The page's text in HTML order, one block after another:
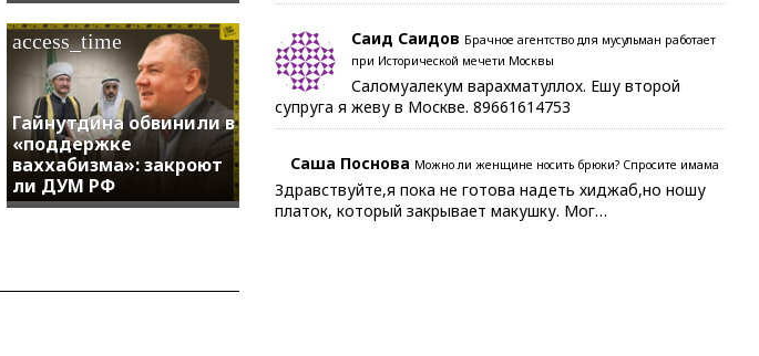
Гайнутдина обвинили в
«поддержке
ваххабизма»: закроют
ли ДУМ РФ
access_time Саид Саидов Брачное агентство для мусульман работает
при Исторической мечети Москвы
Саломуалекум варахматуллох. Ешу второй
супруга я жеву в Москве. 89661614753
Саша Поснова Можно ли женщине носить брюки? Спросите имама
Здравствуйте,я пока не готова надеть хиджаб,но ношу
платок, который закрывает макушку. Мог…